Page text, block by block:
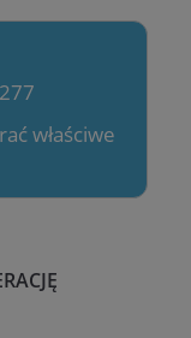
właściwe